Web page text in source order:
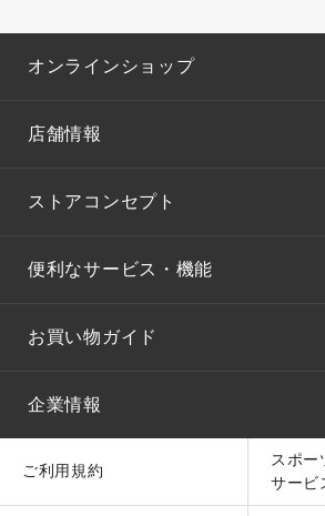
オンラインショップ
店舗情報
ストアコンセプト
便利なサービス・機能
お買い物ガイド
企業情報
ご利用規約
スポー
サービ